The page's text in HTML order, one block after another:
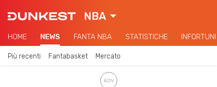
NBA
HOME NEWS FANTA NBA STATISTICHE INFORTUNI
Più recenti Fantabasket Mercato